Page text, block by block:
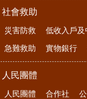
社會救助
災害防救 低收入戶及
急難救助 實物銀行
人民團體
人民團體 合作社